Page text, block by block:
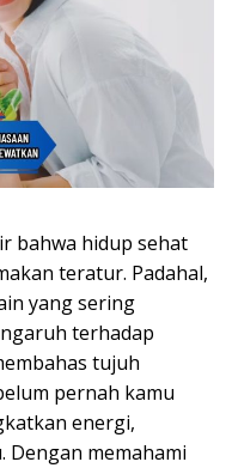
bahwa hidup sehat
teratur. Padahal,
yang sering
terhadap
tujuh
pernah kamu
energi,
Dengan memahami